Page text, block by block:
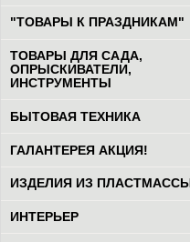
"ТОВАРЫ К ПРАЗДНИКАМ"
ТОВАРЫ ДЛЯ САДА,
ОПРЫСКИВАТЕЛИ,
ИНСТРУМЕНТЫ
БЫТОВАЯ ТЕХНИКА
ГАЛАНТЕРЕЯ АКЦИЯ!
ИЗДЕЛИЯ ИЗ ПЛАСТМАССЫ
ИНТЕРЬЕР